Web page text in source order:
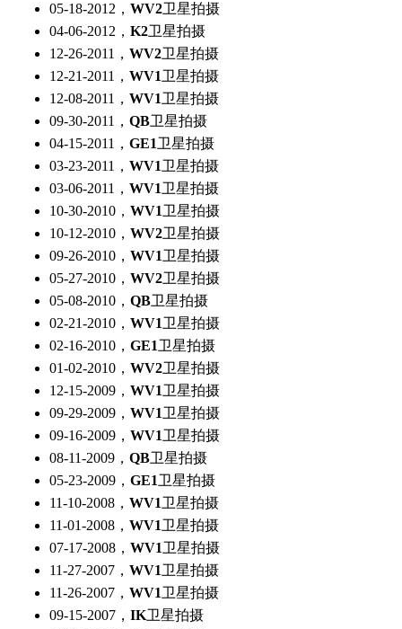
05-18-2012， WV2卫星拍摄
04-06-2012， K2卫星拍摄
12-26-2011， WV2卫星拍摄
12-21-2011， WV1卫星拍摄
12-08-2011， WV1卫星拍摄
09-30-2011， QB卫星拍摄
04-15-2011， GE1卫星拍摄
03-23-2011， WV1卫星拍摄
03-06-2011， WV1卫星拍摄
10-30-2010， WV1卫星拍摄
10-12-2010， WV2卫星拍摄
09-26-2010， WV1卫星拍摄
05-27-2010， WV2卫星拍摄
05-08-2010， QB卫星拍摄
02-21-2010， WV1卫星拍摄
02-16-2010， GE1卫星拍摄
01-02-2010， WV2卫星拍摄
12-15-2009， WV1卫星拍摄
09-29-2009， WV1卫星拍摄
09-16-2009， WV1卫星拍摄
08-11-2009， QB卫星拍摄
05-23-2009， GE1卫星拍摄
11-10-2008， WV1卫星拍摄
11-01-2008， WV1卫星拍摄
07-17-2008， WV1卫星拍摄
11-27-2007， WV1卫星拍摄
11-26-2007， WV1卫星拍摄
09-15-2007， IK卫星拍摄